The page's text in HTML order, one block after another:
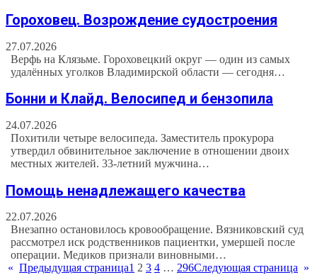
Гороховец. Возрождение судостроения
27.07.2026
Верфь на Клязьме. Гороховецкий округ — один из самых
удалённых уголков Владимирской области — сегодня…
Бонни и Клайд. Велосипед и бензопила
24.07.2026
Похитили четыре велосипеда. Заместитель прокурора
утвердил обвинительное заключение в отношении двоих
местных жителей. 33-летний мужчина…
Помощь ненадлежащего качества
22.07.2026
Внезапно остановилось кровообращение. Вязниковский суд
рассмотрел иск родственников пациентки, умершей после
операции. Медиков признали виновными…
« Предыдущая страница1 2 3 4 … 296Следующая страница »